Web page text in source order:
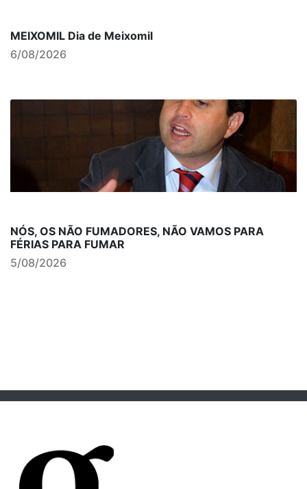
MEIXOMIL Dia de Meixomil
6/08/2026
NÓS, OS NÃO FUMADORES, NÃO VAMOS PARA
FÉRIAS PARA FUMAR
5/08/2026